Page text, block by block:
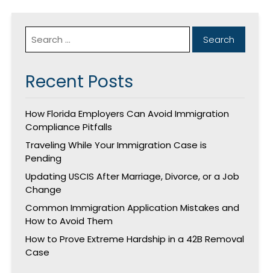
Recent Posts
How Florida Employers Can Avoid Immigration
Compliance Pitfalls
Traveling While Your Immigration Case is
Pending
Updating USCIS After Marriage, Divorce, or a Job
Change
Common Immigration Application Mistakes and
How to Avoid Them
How to Prove Extreme Hardship in a 42B Removal
Case